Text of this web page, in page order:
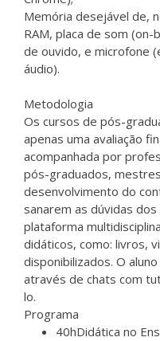
Memória desejável de,
RAM, placa de som
de ouvido, e microfone
áudio).
Metodologia
Os cursos de pós-
apenas uma avaliação
acompanhada por
pós-graduados,
desenvolvimento do
sanarem as dúvidas
plataforma
didáticos, como: livros,
disponibilizados. O
através de chats com
lo.
Programa
40hDidática no